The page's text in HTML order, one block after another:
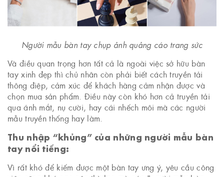
Người mẫu bàn tay chụp ảnh quảng cáo trang sức
Và điều quan trọng hơn tất cả là ngoài việc sở hữu bàn
tay xinh đẹp thì chủ nhân còn phải biết cách truyền tải
thông điệp, cảm xúc để khách hàng cảm nhận được và
chọn mua sản phẩm. Điều này còn khó hơn cả truyền tải
qua ánh mắt, nụ cười, hay cái nhếch môi mà các người
mẫu truyền thống hay làm.
Thu nhập “khủng” của những người mẫu bàn
tay nổi tiếng:
Vì rất khó để kiếm được một bàn tay ưng ý, yêu cầu công